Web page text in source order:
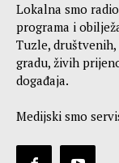
Lokalna smo
programa i
Tuzle,
gradu, živih
događaja.
Medijski smo